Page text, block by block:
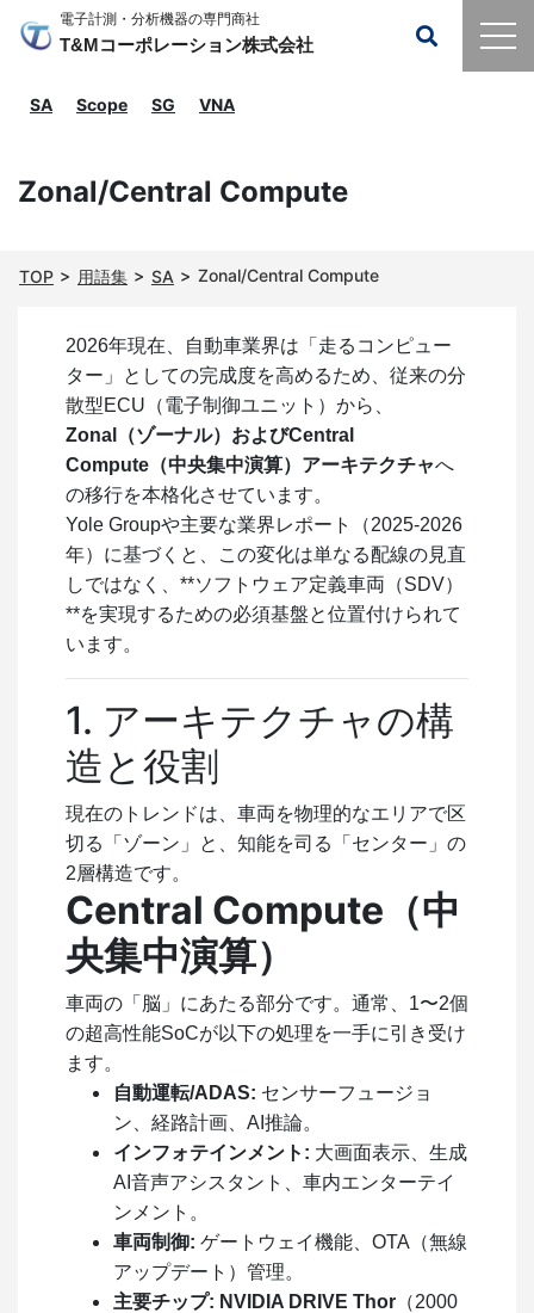
電子計測・分析機器の専門商社
T&Mコーポレーション株式会社
SA Scope SG VNA
Zonal/Central Compute
TOP 用語集 SA Zonal/Central Compute
2026年現在、自動車業界は「走るコンピュー
ター」としての完成度を高めるため、従来の分
散型ECU（電子制御ユニット）から、
Zonal（ゾーナル）およびCentral
Compute（中央集中演算）アーキテクチャへ
の移行を本格化させています。
Yole Groupや主要な業界レポート（2025-2026
年）に基づくと、この変化は単なる配線の見直
しではなく、**ソフトウェア定義車両（SDV）
**を実現するための必須基盤と位置付けられて
います。
1. アーキテクチャの構
造と役割
現在のトレンドは、車両を物理的なエリアで区
切る「ゾーン」と、知能を司る「センター」の
2層構造です。
Central Compute（中
央集中演算）
車両の「脳」にあたる部分です。通常、1〜2個
の超高性能SoCが以下の処理を一手に引き受け
ます。
自動運転/ADAS: センサーフュージョ
ン、経路計画、AI推論。
インフォテインメント: 大画面表示、生成
AI音声アシスタント、車内エンターテイ
ンメント。
車両制御: ゲートウェイ機能、OTA（無線
アップデート）管理。
主要チップ: NVIDIA DRIVE Thor （2000